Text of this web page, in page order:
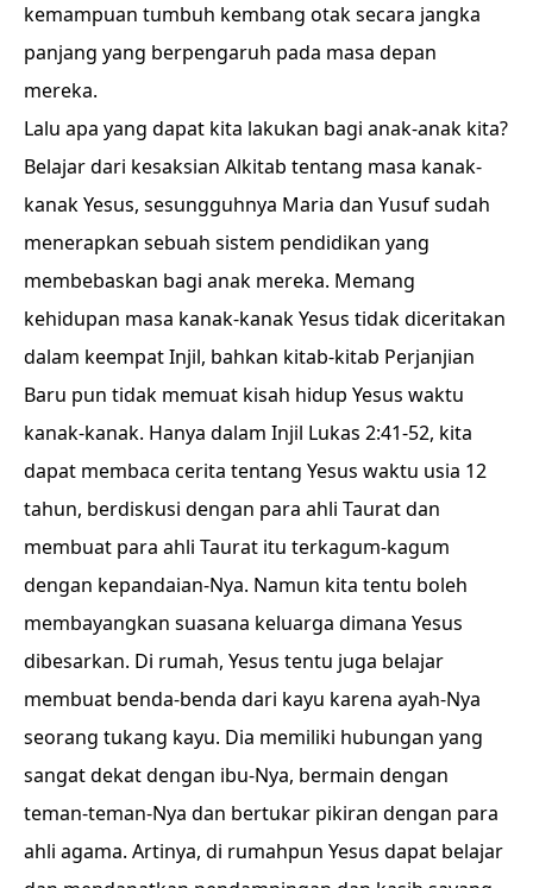
kemampuan tumbuh kembang otak secara jangka
panjang yang berpengaruh pada masa depan
mereka.
Lalu apa yang dapat kita lakukan bagi anak-anak kita?
Belajar dari kesaksian Alkitab tentang masa kanak-
kanak Yesus, sesungguhnya Maria dan Yusuf sudah
menerapkan sebuah sistem pendidikan yang
membebaskan bagi anak mereka. Memang
kehidupan masa kanak-kanak Yesus tidak diceritakan
dalam keempat Injil, bahkan kitab-kitab Perjanjian
Baru pun tidak memuat kisah hidup Yesus waktu
kanak-kanak. Hanya dalam Injil Lukas 2:41-52, kita
dapat membaca cerita tentang Yesus waktu usia 12
tahun, berdiskusi dengan para ahli Taurat dan
membuat para ahli Taurat itu terkagum-kagum
dengan kepandaian-Nya. Namun kita tentu boleh
membayangkan suasana keluarga dimana Yesus
dibesarkan. Di rumah, Yesus tentu juga belajar
membuat benda-benda dari kayu karena ayah-Nya
seorang tukang kayu. Dia memiliki hubungan yang
sangat dekat dengan ibu-Nya, bermain dengan
teman-teman-Nya dan bertukar pikiran dengan para
ahli agama. Artinya, di rumahpun Yesus dapat belajar